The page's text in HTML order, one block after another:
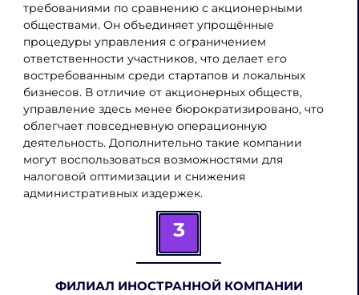
требованиями по сравнению с акционерными
обществами. Он объединяет упрощённые
процедуры управления с ограничением
ответственности участников, что делает его
востребованным среди стартапов и локальных
бизнесов. В отличие от акционерных обществ,
управление здесь менее бюрократизировано, что
облегчает повседневную операционную
деятельность. Дополнительно такие компании
могут воспользоваться возможностями для
налоговой оптимизации и снижения
административных издержек.
3
ФИЛИАЛ ИНОСТРАННОЙ КОМПАНИИ